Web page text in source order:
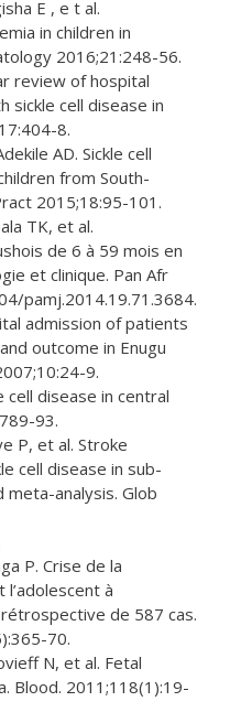
E , e t al.
in children in
2016;21:248-56.
review of hospital
sickle cell disease in
8.
AD. Sickle cell
from South-
2015;18:95-101.
TK, et al.
de 6 à 59 mois en
et clinique. Pan Afr
pamj.2014.19.71.3684.
admission of patients
outcome in Enugu
9.
cell disease in central
93.
P, et al. Stroke
cell disease in sub-
meta-analysis. Glob
P. Crise de la
à
de 587 cas.
70.
N, et al. Fetal
Blood. 2011;118(1):19-